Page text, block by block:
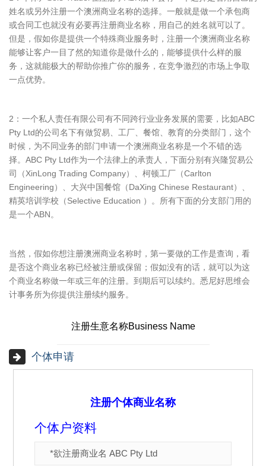
姓名或另外注册一个澳洲商业名称的选择。一般就是做一个承包商
或合同工也就没有必要再注册商业名称，用自己的姓名就可以了。
但是，假如你是提供一个特殊商业服务时，注册一个澳洲商业名称
能够让客户一目了然的知道你是做什么的，能够提供什么样的服
务，这就能极大的帮助你推广你的服务，在竞争激烈的市场上争取
一点优势。
2：一个私人责任有限公司有不同跨行业业务发展的需要，比如ABC
Pty Ltd的公司名下有做贸易、工厂、餐馆、教育的分类部门，这个
时候，为不同业务的部门申请一个澳洲商业名称是一个不错的选
择。ABC Pty Ltd作为一个法律上的承责人，下面分别有兴隆贸易公
司（XinLong Trading Company）、柯顿工厂（Carlton
Engineering）、大兴中国餐馆（DaXing Chinese Restaurant）、
精英培训学校（Selective Education ）。所有下面的分支部门用的
是一个ABN。
当然，假如你想注册澳洲商业名称时，第一要做的工作是查询，看
是否这个商业名称已经被注册或保留；假如没有的话，就可以为这
个商业名称做一年或三年的注册。到期后可以续约。悉尼好思维会
计事务所为你提供注册续约服务。
注册生意名称Business Name
个体申请
注册个体商业名称
个体户资料